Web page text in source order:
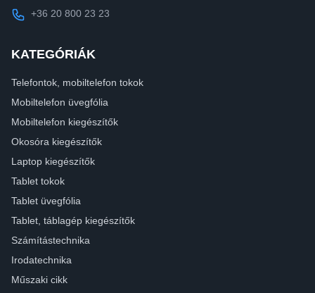
+36 20 800 23 23
KATEGÓRIÁK
Telefontok, mobiltelefon tokok
Mobiltelefon üvegfólia
Mobiltelefon kiegészítők
Okosóra kiegészítők
Laptop kiegészítők
Tablet tokok
Tablet üvegfólia
Tablet, táblagép kiegészítők
Számítástechnika
Irodatechnika
Műszaki cikk